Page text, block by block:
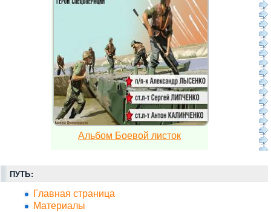
Альбом Боевой листок
ПУТЬ:
Главная страница
Материалы